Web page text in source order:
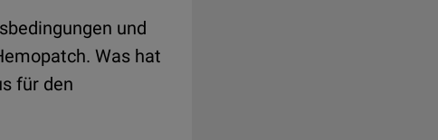
und
Was hat
für den